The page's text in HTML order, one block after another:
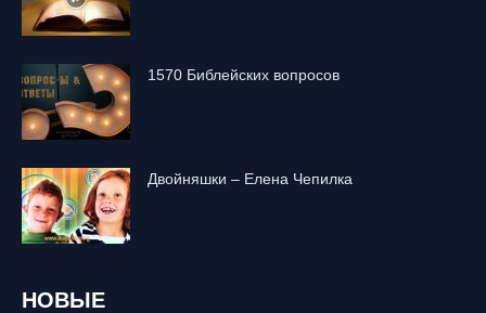
1570 Библейских вопросов
Двойняшки – Елена Чепилка
НОВЫЕ